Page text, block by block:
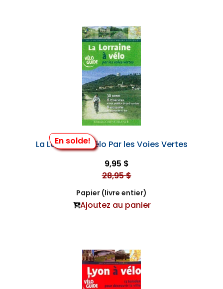
En solde!
La Lorraine à Vélo Par les Voies Vertes
9,95 $
28,95 $
Papier (livre entier)
Ajoutez au panier